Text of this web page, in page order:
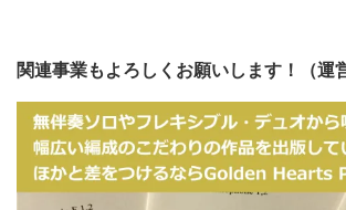
関連事業もよろしくお願いします！（運